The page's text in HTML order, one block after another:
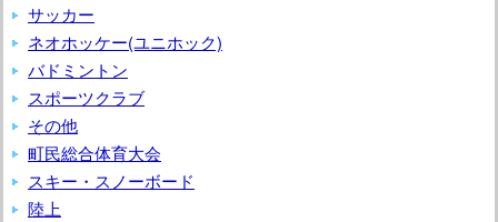
サッカー
ネオホッケー(ユニホック)
バドミントン
スポーツクラブ
その他
町民総合体育大会
スキー・スノーボード
陸上